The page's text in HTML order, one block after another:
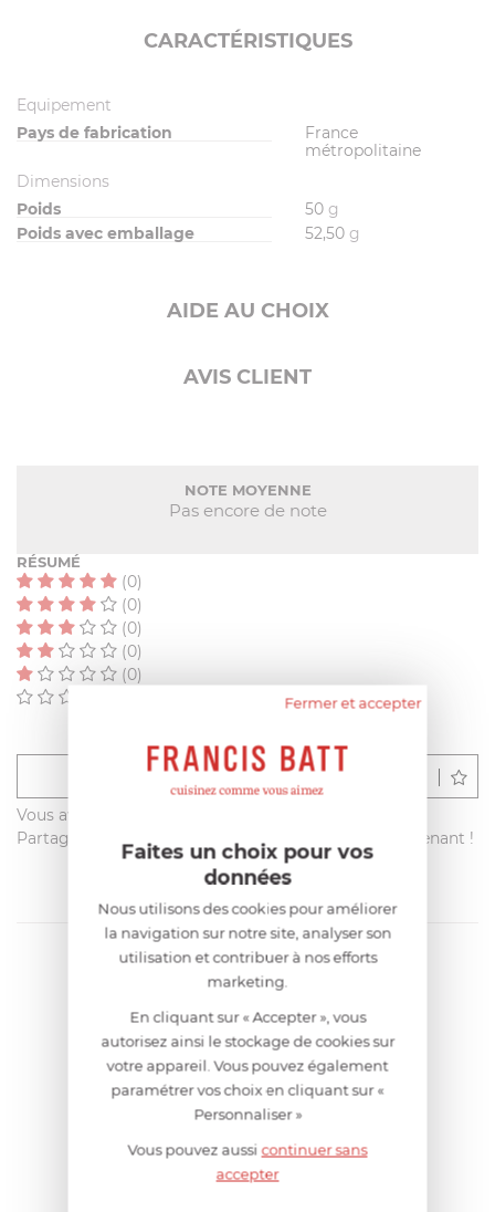
CARACTÉRISTIQUES
Equipement
Pays de fabrication
France
métropolitaine
Dimensions
Poids
50 g
Poids avec emballage
52,50 g
AIDE AU CHOIX
AVIS CLIENT
NOTE MOYENNE
Pas encore de note
RÉSUMÉ
(0)
(0)
(0)
(0)
(0)
Déposer un avis
Vous avez acheté ce produit sur francisbatt.com ?
Partagez votre avis avec les autres clients dès maintenant !
Fermer et accepter
Faites un choix pour vos
données
Nous utilisons des cookies pour améliorer
la navigation sur notre site, analyser son
utilisation et contribuer à nos efforts
marketing.
En cliquant sur « Accepter », vous
autorisez ainsi le stockage de cookies sur
votre appareil. Vous pouvez également
paramétrer vos choix en cliquant sur «
Personnaliser »
Vous pouvez aussicontinuer sans
accepter